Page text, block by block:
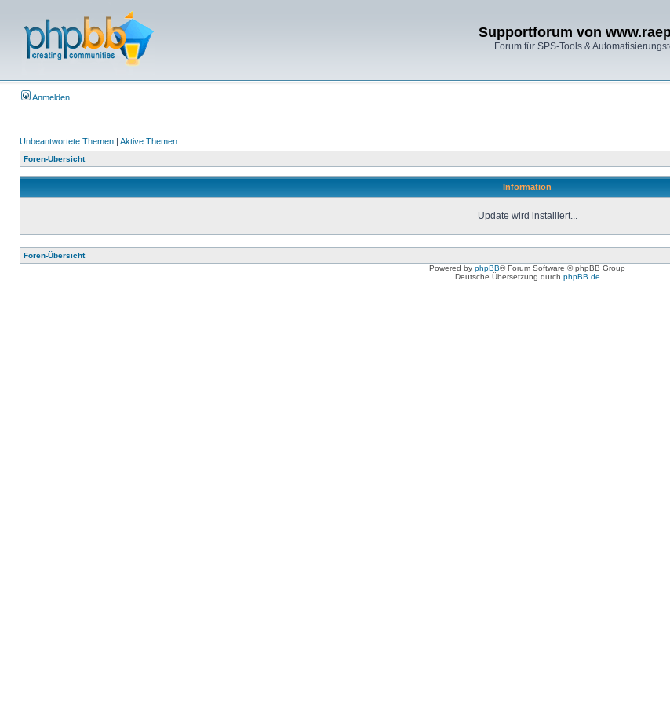
Supportforum von
Forum für SPS-Tools &
Anmelden
Unbeantwortete Themen | Aktive Themen
Foren-Übersicht
Information
Update wird installiert...
Foren-Übersicht
Powered by phpBB® Forum Software © phpBB Group
Deutsche Übersetzung durch phpBB.de